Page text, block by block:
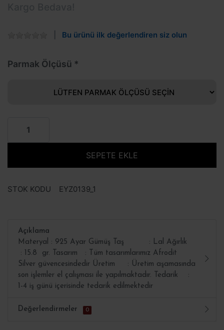
Bu ürünü ilk değerlendiren siz olun
Parmak Ölçüsü
SEPETE EKLE
STOK KODU EYZ0139_1
Açıklama
Materyal : 925 Ayar Gümüş Taş : Lal Ağırlık
: 15.8 gr. Tasarım : Tüm tasarımlarımız Afrodit
Silver güvencesindedir Üretim : Üretim aşamasında
son işlemler el çalışması ile yapılmaktadır. Tedarik :
1-4 iş günü içerisinde tedarik edilmektedir
Değerlendirmeler 0